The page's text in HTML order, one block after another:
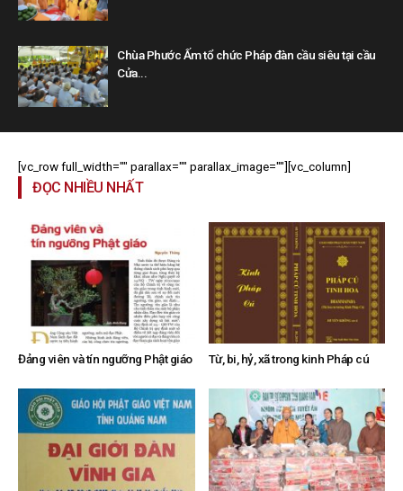
Chùa Phước Ấm tổ chức Pháp đàn cầu siêu tại cầu
Cửa...
[vc_row full_width="" parallax="" parallax_image=""][vc_column]
ĐỌC NHIỀU NHẤT
Đảng viên và tín ngưỡng Phật giáo Từ, bi, hỷ, xã trong kinh Pháp cú